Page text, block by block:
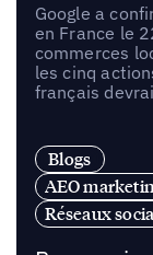
Google a
en France le
commerces
les cinq
français
Blogs
AEO
Réseaux